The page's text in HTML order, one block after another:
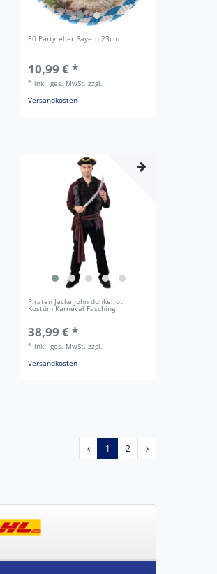
50 Partyteller Bayern 23cm
10,99 € *
* inkl. ges. MwSt. zzgl.
Versandkosten
Piraten Jacke John dunkelrot
Kostüm Karneval Fasching
38,99 € *
* inkl. ges. MwSt. zzgl.
Versandkosten
1 2